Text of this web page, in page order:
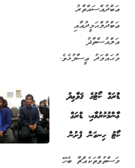
ޢަބްދުއްސައްތާރު
ޢަބްދުލްޙަމީދުއާއި
އަލްއުސްތާޛު
މުޙައްމަދު ޢީސާފުޅެވެ.
ޑްރަގް ކޯޓުގެ ޤަވާޢިދު
ޢާންމުކުރުމާއި، ޑްރަގް
ކޯޓު ހިނގަން ފެށުން
މަސްތުވާތަކެއްޗާ ބެހޭ